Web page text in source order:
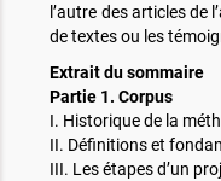
l’autre des articles de
de textes ou les
Extrait du sommaire
Partie 1. Corpus
I. Historique de la
II. Définitions et
III. Les étapes d’un